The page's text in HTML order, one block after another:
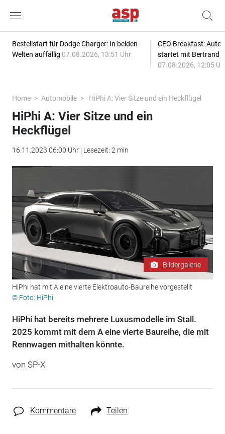
Bestellstart für Dodge Charger: In beiden
Welten auffällig 07.08.2026, 13:51 Uhr
CEO Breakfast:
startet mit Bertrand
07.08.2026, 12:05
Home Automobile HiPhi A: Vier Sitze und ein Heckflügel
HiPhi A: Vier Sitze und ein
Heckflügel
16.11.2023 06:00 Uhr | Lesezeit: 2 min
Bildergalerie
HiPhi hat mit A eine vierte Elektroauto-Baureihe vorgestellt
© Foto: HiPhi
HiPhi hat bereits mehrere Luxusmodelle im Stall.
2025 kommt mit dem A eine vierte Baureihe, die mit
Rennwagen mithalten könnte.
von SP-X
Kommentare Teilen